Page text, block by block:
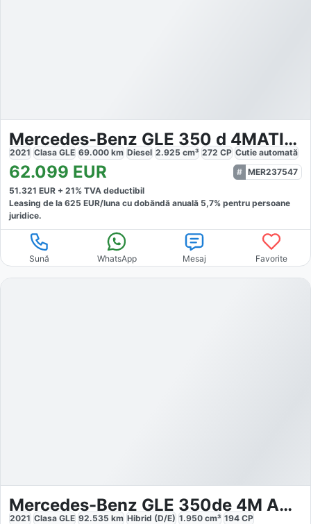
Mercedes-Benz GLE 350 d 4MATIC AMG
2021 Clasa GLE 69.000 km Diesel 2.925 cm³ 272 CP Cutie automată
62.099 EUR
MER237547
51.321 EUR + 21% TVA deductibil
Leasing de la 625 EUR/luna cu dobăndă anuală 5,7% pentru persoane
juridice.
Sună WhatsApp Mesaj Favorite
Mercedes-Benz GLE 350de 4M AMG Night
2021 Clasa GLE 92.535 km Hibrid (D/E) 1.950 cm³ 194 CP